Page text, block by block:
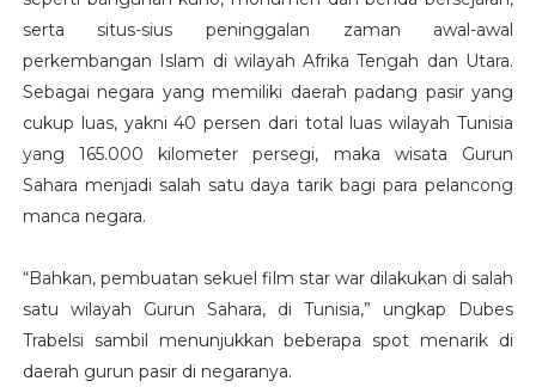
serta situs-sius peninggalan zaman awal-awal
perkembangan Islam di wilayah Afrika Tengah dan Utara.
Sebagai negara yang memiliki daerah padang pasir yang
cukup luas, yakni 40 persen dari total luas wilayah Tunisia
yang 165.000 kilometer persegi, maka wisata Gurun
Sahara menjadi salah satu daya tarik bagi para pelancong
manca negara.
“Bahkan, pembuatan sekuel film star war dilakukan di salah
satu wilayah Gurun Sahara, di Tunisia,” ungkap Dubes
Trabelsi sambil menunjukkan beberapa spot menarik di
daerah gurun pasir di negaranya.